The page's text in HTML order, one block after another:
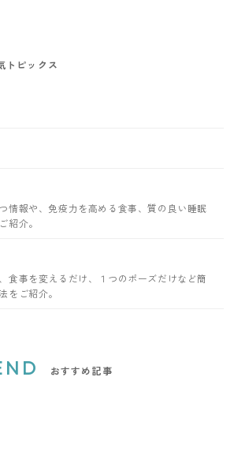
トピックス
情報や、免疫力を高める食事、質の良い睡眠
紹介。
食事を変えるだけ、１つのポーズだけなど簡
をご紹介。
おすすめ記事